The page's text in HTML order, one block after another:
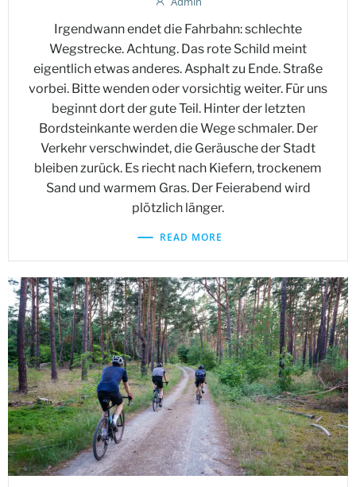
Irgendwann endet die Fahrbahn: schlechte
Wegstrecke. Achtung. Das rote Schild meint
eigentlich etwas anderes. Asphalt zu Ende. Straße
vorbei. Bitte wenden oder vorsichtig weiter. Für uns
beginnt dort der gute Teil. Hinter der letzten
Bordsteinkante werden die Wege schmaler. Der
Verkehr verschwindet, die Geräusche der Stadt
bleiben zurück. Es riecht nach Kiefern, trockenem
Sand und warmem Gras. Der Feierabend wird
plötzlich länger.
READ MORE